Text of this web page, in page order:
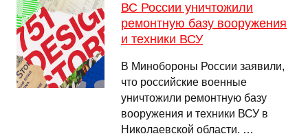
ВС России уничтожили
ремонтную базу вооружения
и техники ВСУ
В Минобороны России заявили,
что российские военные
уничтожили ремонтную базу
вооружения и техники ВСУ в
Николаевской области. …